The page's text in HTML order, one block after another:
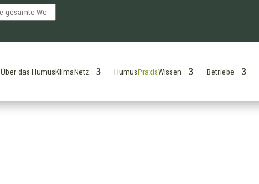
Über das HumusKlimaNetz HumusPraxisWissen Betriebe